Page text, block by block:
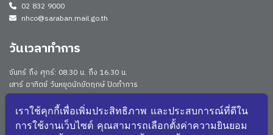
02 832 9000
nhco@saraban.mail.go.th
วันเวลาทำการ
จันทร์ ถึง ศุกร์: 08.30 น. ถึง 16.30 น.
เสาร์ อาทิตย์ วันหยุดนักขัตฤกษ์ ปิดทำการ
Work From Anywhere (WFA)/ Work From Home (WFH)
ดูประกาศนโยบาย
เราใช้คุกกี้เพื่อเพิ่มประสิทธิภาพ และประสบการณ์ที่ดีใน
การใช้งานเว็บไซต์ คุณสามารถเลือกตั้งค่าความยินยอม